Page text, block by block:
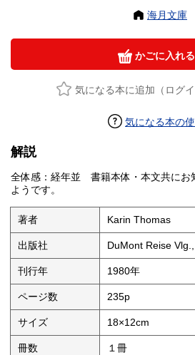
海月文庫
かごに入れる
気になる本に追加（ログイ
気になる本の
解説
全体感：経年並 書籍本体・本文共にお
ようです。
著者 Karin Thomas
出版社 DuMont Reise
刊行年 1980年
ページ数 235p
サイズ 18×12cm
冊数 １冊